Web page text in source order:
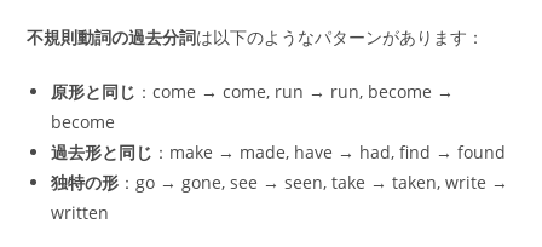
不規則動詞の過去分詞は以下のようなパターンがあります：
原形と同じ ：come → come, run → run, become →
become
過去形と同じ ：make → made, have → had, find → found
独特の形 ：go → gone, see → seen, take → taken, write →
written